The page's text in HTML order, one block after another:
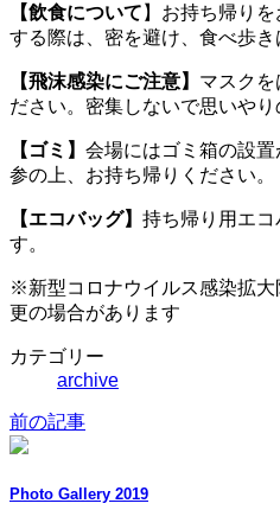
【飲食について 】お持ち帰り
する際は、密を避け、食べ歩き
【飛沫感染にご注意】 マスクを
ださい。密集しないで思いやり
【ゴミ】 会場にはゴミ箱の設
参の上、お持ち帰りください。
【エコバッグ】 持ち帰り用エコ
す。
※新型コロナウイルス感染拡
更の場合があります
カテゴリー
archive
前の記事
Photo Gallery 2019